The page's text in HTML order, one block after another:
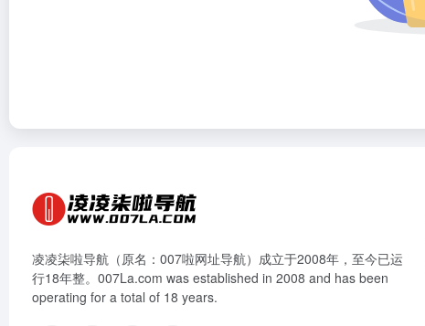
凌凌柒啦导航（原名：007啦网址导航）成立于2008年，至今已运
行18年整。007La.com was established in 2008 and has been
operating for a total of 18 years.